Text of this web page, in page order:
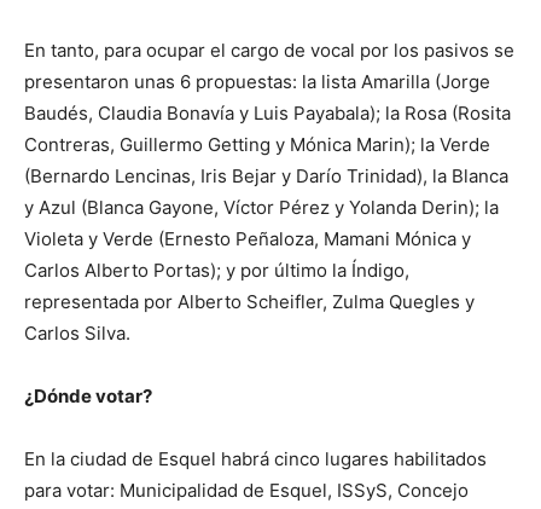
En tanto, para ocupar el cargo de vocal por los pasivos se
presentaron unas 6 propuestas: la lista Amarilla (Jorge
Baudés, Claudia Bonavía y Luis Payabala); la Rosa (Rosita
Contreras, Guillermo Getting y Mónica Marin); la Verde
(Bernardo Lencinas, Iris Bejar y Darío Trinidad), la Blanca
y Azul (Blanca Gayone, Víctor Pérez y Yolanda Derin); la
Violeta y Verde (Ernesto Peñaloza, Mamani Mónica y
Carlos Alberto Portas); y por último la Índigo,
representada por Alberto Scheifler, Zulma Quegles y
Carlos Silva.
¿Dónde votar?
En la ciudad de Esquel habrá cinco lugares habilitados
para votar: Municipalidad de Esquel, ISSyS, Concejo